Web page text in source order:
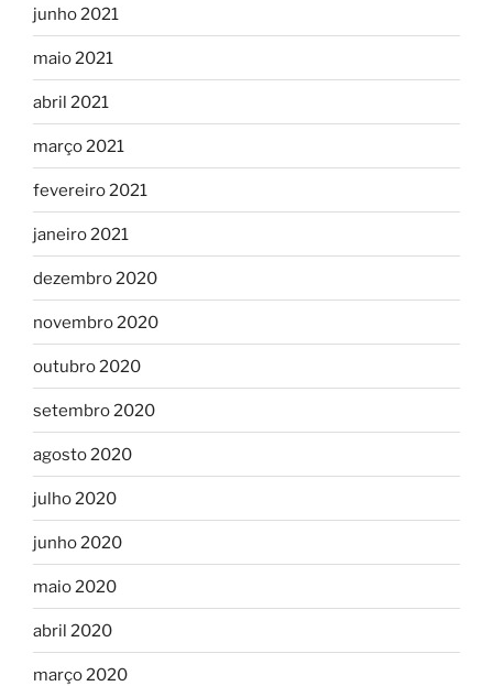
junho 2021
maio 2021
abril 2021
março 2021
fevereiro 2021
janeiro 2021
dezembro 2020
novembro 2020
outubro 2020
setembro 2020
agosto 2020
julho 2020
junho 2020
maio 2020
abril 2020
março 2020